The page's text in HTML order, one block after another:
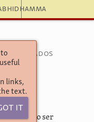
to
links,
text.
It
agrupados
de fe y no ser